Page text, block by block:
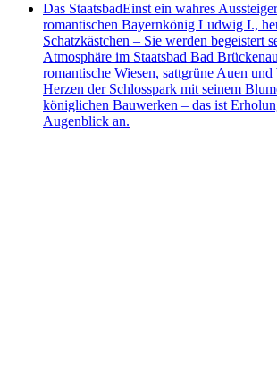
Das StaatsbadEinst ein wahres
romantischen Bayernkönig Ludwig I.,
Schatzkästchen – Sie werden begeistert
Atmosphäre im Staatsbad Bad
romantische Wiesen, sattgrüne Auen
Herzen der Schlosspark mit seinem
königlichen Bauwerken – das ist
Augenblick an.